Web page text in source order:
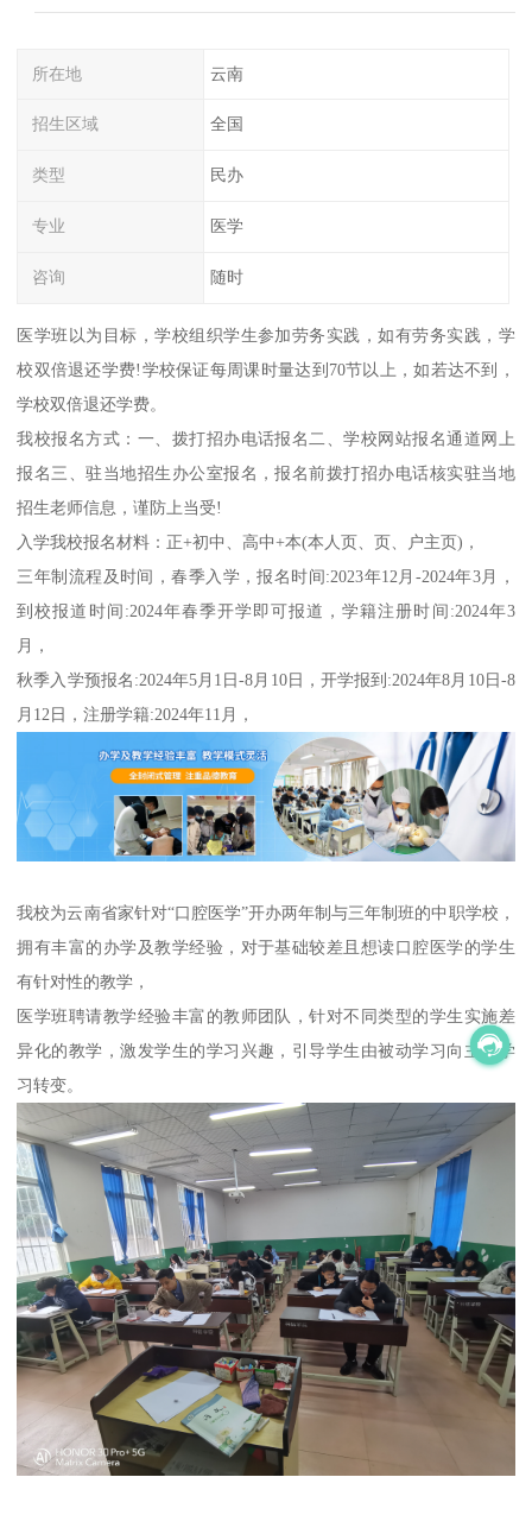
所在地 云南
招生区域 全国
类型 民办
专业 医学
咨询 随时
医学班以为目标，学校组织学生参加劳务实践，如有劳务实践，学
校双倍退还学费!学校保证每周课时量达到70节以上，如若达不到，
学校双倍退还学费。
我校报名方式：一、拨打招办电话报名二、学校网站报名通道网上
报名三、驻当地招生办公室报名，报名前拨打招办电话核实驻当地
招生老师信息，谨防上当受!
入学我校报名材料：正+初中、高中+本(本人页、页、户主页)，
三年制流程及时间，春季入学，报名时间:2023年12月-2024年3月，
到校报道时间:2024年春季开学即可报道，学籍注册时间:2024年3
月，
秋季入学预报名:2024年5月1日-8月10日，开学报到:2024年8月10日-8
月12日，注册学籍:2024年11月，
我校为云南省家针对“口腔医学”开办两年制与三年制班的中职学校，
拥有丰富的办学及教学经验，对于基础较差且想读口腔医学的学生
有针对性的教学，
医学班聘请教学经验丰富的教师团队，针对不同类型的学生实施差
异化的教学，激发学生的学习兴趣，引导学生由被动学习向主动学
习转变。